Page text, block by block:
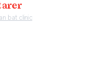
bat clinic